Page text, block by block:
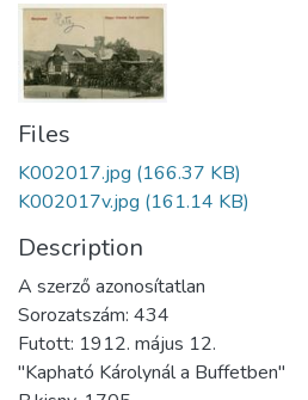
Files
K002017.jpg (166.37 KB)
K002017v.jpg (161.14 KB)
Description
A szerző azonosítatlan
Sorozatszám: 434
Futott: 1912. május 12.
"Kapható Károlynál a Buffetben"